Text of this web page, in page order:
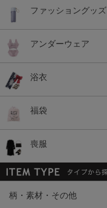
ファッショングッズ
アンダーウェア
浴衣
福袋
喪服
柄・素材・その他